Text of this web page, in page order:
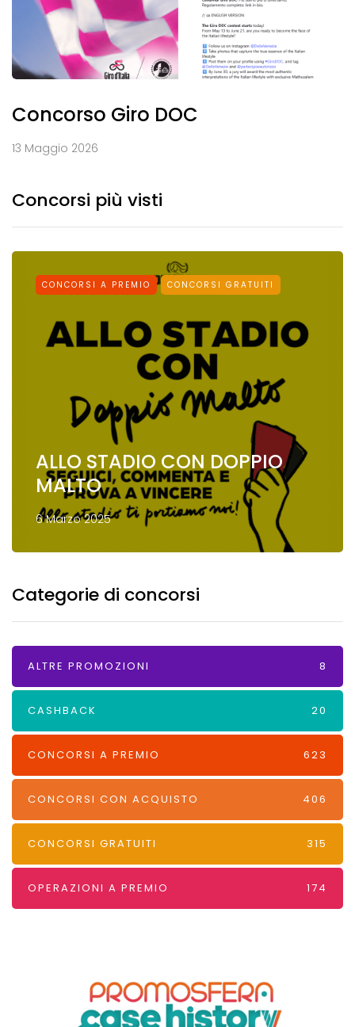
Concorso Giro DOC
13 Maggio 2026
Concorsi più visti
CONCORSI A PREMIO CONCORSI GRATUITI
ALLO STADIO CON DOPPIO
MALTO
6 Marzo 2025
Categorie di concorsi
ALTRE PROMOZIONI 8
CASHBACK 20
CONCORSI A PREMIO 623
CONCORSI CON ACQUISTO 406
CONCORSI GRATUITI 315
OPERAZIONI A PREMIO 174